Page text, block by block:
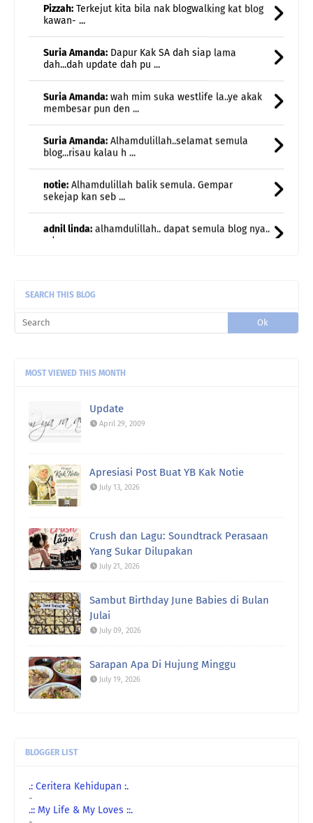
Suria Amanda:Dapur Kak SA dah siap lama
dah...dah update dah pu ...
Suria Amanda: wah mim suka westlife la..ye akak
membesar pun den ...
Suria Amanda: Alhamdulillah..selamat semula
blog...risau kalau h ...
notie: Alhamdulillah balik semula. Gempar
sekejap kan seb ...
adnil linda:alhamdulillah.. dapat semula blog nya..
ada ...
Etuza:Menggamit memori..nostalgia..halwa teliga
SEARCH THIS BLOG
MOST VIEWED THIS MONTH
Update
April 29, 2009
Apresiasi Post Buat YB Kak Notie
July 13, 2026
Crush dan Lagu: Soundtrack Perasaan
Yang Sukar Dilupakan
July 21, 2026
Sambut Birthday June Babies di Bulan
Julai
July 09, 2026
Sarapan Apa Di Hujung Minggu
July 19, 2026
BLOGGER LIST
.: Ceritera Kehidupan :.
-
.:: My Life & My Loves ::.